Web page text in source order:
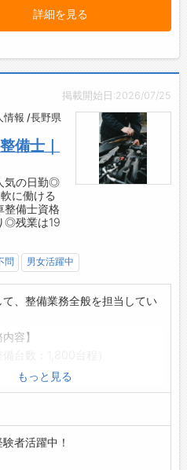
、書類作成と翌日の準備
残業は1日30分～1時間程度発
常を支えるやりがいと、ありが
ッタリ♪】
ャリアをスタートしたい方
事を探している方
りを大切にできる方
と自分も元気になれる方
を直接感じられる仕事がした
ケーションが好きな方
詳細を見る
掲載開始日:2026/07/25
情報 /長野県
備士｜
気の日勤◎
に働ける
備士資格
◎残業は19
問 男女活躍中
て、整備業務全般を担当してい
容】
整備台数：300台程）
ス
ント】
もっと見る
者活躍中！